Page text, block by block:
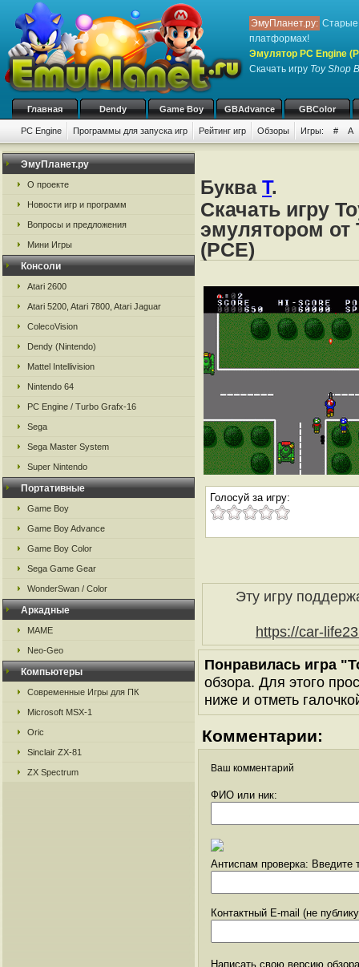
ЭмуПланет.ру: Старые
платформах!
Эмулятор PC Engine
Скачать игру Toy Shop
Главная Dendy Game Boy GBAdvance GBColor
PC Engine Программы для запуска игр Рейтинг игр Обзоры Игры: # A
ЭмуПланет.ру
О проекте
Новости игр и программ
Вопросы и предложения
Мини Игры
Консоли
Atari 2600
Atari 5200, Atari 7800, Atari Jaguar
ColecoVision
Dendy (Nintendo)
Mattel Intellivision
Nintendo 64
PC Engine / Turbo Grafx-16
Sega
Sega Master System
Super Nintendo
Портативные
Game Boy
Game Boy Advance
Game Boy Color
Sega Game Gear
WonderSwan / Color
Аркадные
MAME
Neo-Geo
Компьютеры
Современные Игры для ПК
Microsoft MSX-1
Oric
Sinclair ZX-81
ZX Spectrum
Буква T.
Скачать игру
эмулятором от
(PCE)
Голосуй за игру:
Эту игру
https://car-
Понравилась игра
обзора. Для этого
ниже и отметь
Комментарии:
Ваш комментарий
ФИО или ник:
Антиспам проверка: Введите
Контактный E-mail (не
Написать свою версию